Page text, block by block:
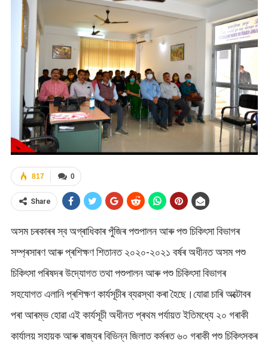
0
817
Share
অসম চৰকাৰৰ স্ব অগ্ৰাধিকাৰ পুঁজিৰ পশুপালন আৰু পশু চিকিৎসা বিভাগৰ
সম্প্ৰসাৰণ আৰু প্ৰশিক্ষণ শিতানত ২০২০-২০২১ বৰ্ষৰ অধীনত অসম পশু
চিকিৎসা পৰিষদৰ উদ্যোগত তথা পশুপালন আৰু পশু চিকিৎসা বিভাগৰ
সহযোগত এলানি প্ৰশিক্ষণ কাৰ্যসূচীৰ ব্যৱস্থা কৰা হৈছে।যোৱা চাৰি অক্টোবৰ
পৰা আৰম্ভ হোৱা এই কাৰ্যসূচী অধীনত প্ৰথম পৰ্যায়ত ইতিমধ্যে ২০ গৰাকী
কাৰ্যালয় সহায়ক আৰু ৰাজ্যৰ বিভিন্ন জিলাত কৰ্মৰত ৬০ গৰাকী পশু চিকিৎসকৰ